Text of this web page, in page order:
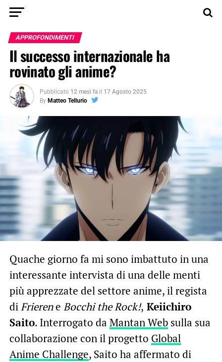
APPROFONDIMENTI
Il successo internazionale ha
rovinato gli anime?
Pubblicato 12 mesi fa il 17 Agosto 2025
By Matteo Tellurio
Quache giorno fa mi sono imbattuto in una
interessante intervista di una delle menti
più apprezzate del settore anime, il regista
diFrierene Bocchi the Rock!, Keiichiro
Saito. Interrogato da Mantan Websulla sua
collaborazione con il progetto Global
Anime Challenge, Saito ha affermato di